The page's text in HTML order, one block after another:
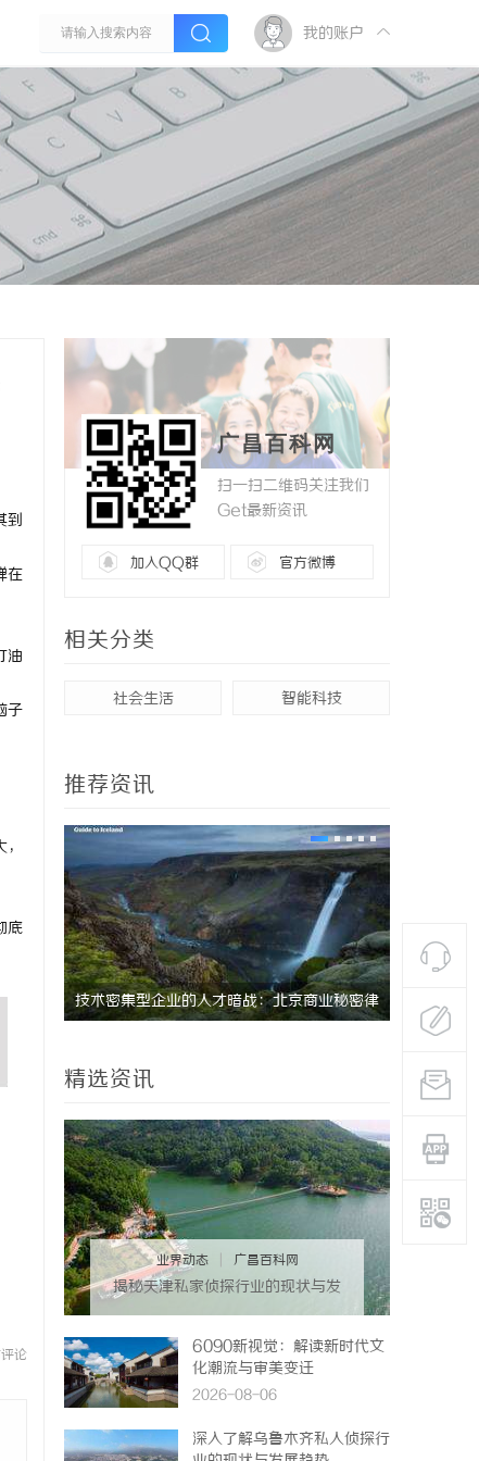
我的账户
到
在
油
子
底
论
广昌百科网
扫一扫二维码关注我们
Get最新资讯
加入QQ群 官方微博
相关分类
社会生活 智能科技
推荐资讯
密律 天津私家侦探揭秘：专业调查服务与行业现状 沈阳私家
真相的专
精选资讯
业界动态 广昌百科网
揭秘天津私家侦探行业的现状与发
6090新视觉：解读新时代文
化潮流与审美变迁
2026-08-06
深入了解乌鲁木齐私人侦探行